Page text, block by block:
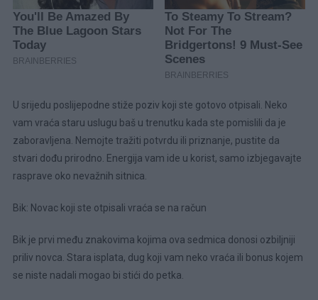
U srijedu poslijepodne stiže poziv koji ste gotovo otpisali. Neko
vam vraća staru uslugu baš u trenutku kada ste pomislili da je
zaboravljena. Nemojte tražiti potvrdu ili priznanje, pustite da
stvari dođu prirodno. Energija vam ide u korist, samo izbjegavajte
rasprave oko nevažnih sitnica.
Bik: Novac koji ste otpisali vraća se na račun
Bik je prvi među znakovima kojima ova sedmica donosi ozbiljniji
priliv novca. Stara isplata, dug koji vam neko vraća ili bonus kojem
se niste nadali mogao bi stići do petka.